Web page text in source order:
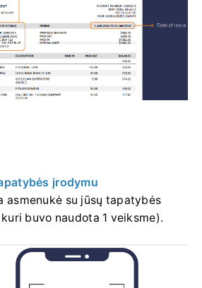
įrodymu
asmenukė su jūsų tapatybės
buvo naudota 1 veiksme).